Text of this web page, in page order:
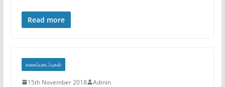
Read more
கலைப்படைப்புகள்
15th November 2018 Admin